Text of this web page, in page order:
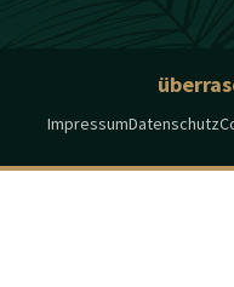
ImpressumDatenschutz